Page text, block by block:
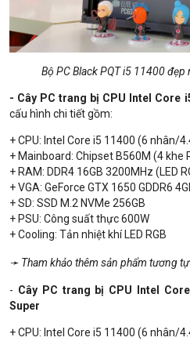
Bộ PC Black PQT i5 11400
- Cây PC trang bị CPU Intel Core
cấu hình chi tiết gồm:
+ CPU: Intel Core i5 11400 (6 nhân/
+ Mainboard: Chipset B560M (4 khe
+ RAM: DDR4 16GB 3200MHz (LED
+ VGA: GeForce GTX 1650 GDDR6
+ SD: SSD M.2 NVMe 256GB
+ PSU: Công suất thực 600W
+ Cooling: Tản nhiệt khí LED RGB
➛ Tham khảo thêm sản phẩm tương
- Cây PC trang bị CPU Intel
Super
+ CPU: Intel Core i5 11400 (6 nhân/